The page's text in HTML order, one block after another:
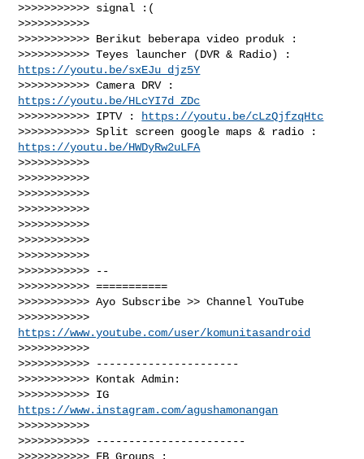
>>>>>>>>>>> signal :(
>>>>>>>>>>>
>>>>>>>>>>> Berikut beberapa video produk :
https://youtu.be/sxEJu_djz5Y
https://youtu.be/HLcYI7d_ZDc
>>>>>>>>>>> IPTV :
https://youtu.be/cLzQjfzqHtc
https://youtu.be/HWDyRw2uLFA
>>>>>>>>>>>
>>>>>>>>>>>
>>>>>>>>>>>
>>>>>>>>>>>
>>>>>>>>>>>
>>>>>>>>>>>
>>>>>>>>>>>
>>>>>>>>>>> --
>>>>>>>>>>> ===========
>>>>>>>>>>> Ayo Subscribe >> Channel YouTube
https://www.youtube.com/user/komunitasandroid
>>>>>>>>>>>
>>>>>>>>>>> ----------------------
>>>>>>>>>>> Kontak Admin:
https://www.instagram.com/agushamonangan
>>>>>>>>>>>
>>>>>>>>>>> -----------------------